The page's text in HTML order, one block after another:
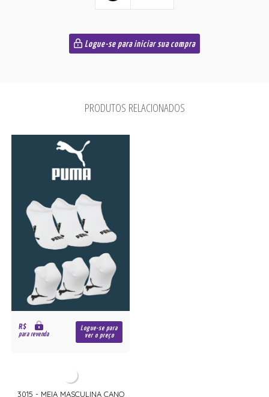
Logue-se para iniciar sua compra
PRODUTOS RELACIONADOS
R$
para revenda
Logue-se para
ver o preço
3015 - MEIA MASCULINA CANO